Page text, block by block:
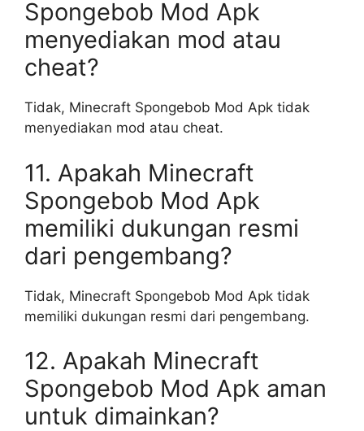
Spongebob Mod Apk
menyediakan mod atau
cheat?
Tidak, Minecraft Spongebob Mod Apk tidak
menyediakan mod atau cheat.
11. Apakah Minecraft
Spongebob Mod Apk
memiliki dukungan resmi
dari pengembang?
Tidak, Minecraft Spongebob Mod Apk tidak
memiliki dukungan resmi dari pengembang.
12. Apakah Minecraft
Spongebob Mod Apk aman
untuk dimainkan?